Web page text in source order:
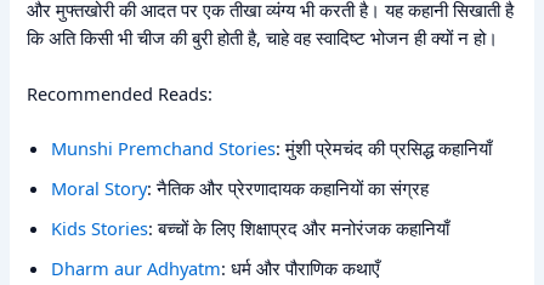
और मुफ्तखोरी की आदत पर एक तीखा व्यंग्य भी करती है। यह कहानी सिखाती है
कि अति किसी भी चीज की बुरी होती है, चाहे वह स्वादिष्ट भोजन ही क्यों न हो।
Recommended Reads:
Munshi Premchand Stories: मुंशी प्रेमचंद की प्रसिद्ध कहानियाँ
Moral Story: नैतिक और प्रेरणादायक कहानियों का संग्रह
Kids Stories: बच्चों के लिए शिक्षाप्रद और मनोरंजक कहानियाँ
Dharm aur Adhyatm: धर्म और पौराणिक कथाएँ